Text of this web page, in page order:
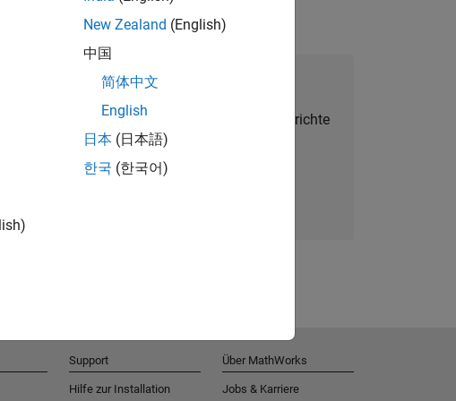
Talent Network beitreten
Erhalten Sie personalisierte Stellenangebote, Berichte
und Unternehmensneuigkeiten.
New Zealand (English)
中国
简体中文
English
日本 (日本語)
한국 (한국어)
Support
Hilfe zur Installation
Über MathWorks
Jobs & Karriere